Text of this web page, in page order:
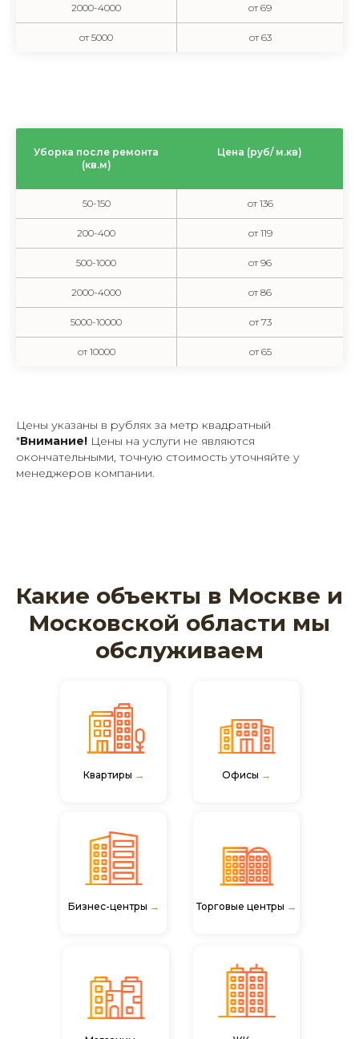
2000-4000 от 69
от 5000 от 63
Уборка после ремонта
(кв.м)
Цена (руб/ м.кв)
50-150 от 136
200-400 от 119
500-1000 от 96
2000-4000 от 86
5000-10000 от 73
от 10000 от 65
Цены указаны в рублях за метр квадратный
*Внимание! Цены на услуги не являются
окончательными, точную стоимость уточняйте у
менеджеров компании.
Какие объекты в Москве и
Московской области мы
обслуживаем
Квартиры → Офисы →
Бизнес-центры → Торговые центры →